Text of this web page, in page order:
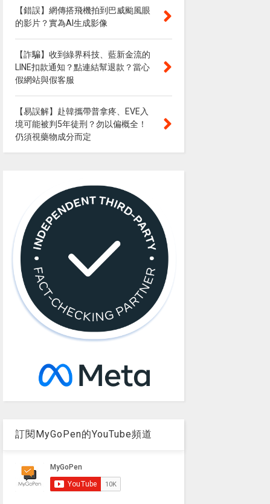
【錯誤】網傳搭飛機拍到巴威颱風眼
的影片？實為AI生成影像
【詐騙】收到綠界科技、藍新金流的
LINE扣款通知？點連結幫退款？當心
假網站與假客服
【易誤解】赴韓攜帶普拿疼、EVE入
境可能被判5年徒刑？勿以偏概全！
仍須視藥物成分而定
訂閱MyGoPen的YouTube頻道